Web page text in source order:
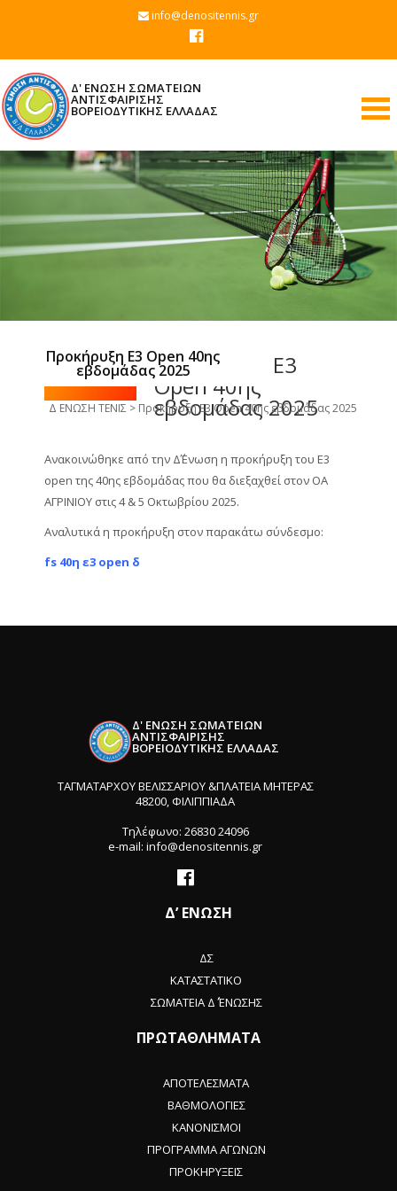
info@denositennis.gr
Δ' ΕΝΩΣΗ ΣΩΜΑΤΕΙΩΝ
ΑΝΤΙΣΦΑΙΡΙΣΗΣ
ΒΟΡΕΙΟΔΥΤΙΚΗΣ ΕΛΛΑΔΑΣ
Προκήρυξη Ε3 Open 40ης
εβδομάδας 2025
Δ ΕΝΩΣΗ ΤΕΝΙΣ > Προκήρυξη Ε3 Open 40ης εβδομάδας 2025
Προκήρυξη Ε3
Open 40ης
εβδομάδας 2025
Ανακοινώθηκε από την Δ΄Ένωση η προκήρυξη του Ε3
open της 40ης εβδομάδας που θα διεξαχθεί στον ΟΑ
ΑΓΡΙΝΙΟΥ στις 4 & 5 Οκτωβρίου 2025.
Αναλυτικά η προκήρυξη στον παρακάτω σύνδεσμο:
fs 40η ε3 open δ
Δ' ΕΝΩΣΗ ΣΩΜΑΤΕΙΩΝ
ΑΝΤΙΣΦΑΙΡΙΣΗΣ
ΒΟΡΕΙΟΔΥΤΙΚΗΣ ΕΛΛΑΔΑΣ
ΤΑΓΜΑΤΑΡΧΟΥ ΒΕΛΙΣΣΑΡΙΟΥ &ΠΛΑΤΕΙΑ ΜΗΤΕΡΑΣ
48200, ΦΙΛΙΠΠΙΑΔΑ
Τηλέφωνο: 26830 24096
e-mail: info@denositennis.gr
Δ’ ΕΝΩΣΗ
ΔΣ
ΚΑΤΑΣΤΑΤΙΚΟ
ΣΩΜΑΤΕΙΑ Δ΄ ΈΝΩΣΗΣ
ΠΡΩΤΑΘΛΗΜΑΤΑ
ΑΠΟΤΕΛΕΣΜΑΤΑ
ΒΑΘΜΟΛΟΓΙΕΣ
ΚΑΝΟΝΙΣΜΟΙ
ΠΡΟΓΡΑΜΜΑ ΑΓΩΝΩΝ
ΠΡΟΚΗΡΥΞΕΙΣ